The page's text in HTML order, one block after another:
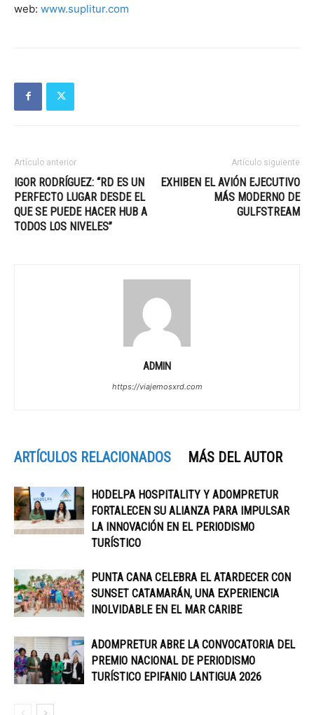
web: www.suplitur.com
Artículo anterior
IGOR RODRÍGUEZ: “RD ES UN
PERFECTO LUGAR DESDE EL
QUE SE PUEDE HACER HUB A
TODOS LOS NIVELES”
Artículo siguiente
EXHIBEN EL AVIÓN EJECUTIVO
MÁS MODERNO DE
GULFSTREAM
ADMIN
https://viajemosxrd.com
ARTÍCULOS RELACIONADOS MÁS DEL AUTOR
HODELPA HOSPITALITY Y ADOMPRETUR
FORTALECEN SU ALIANZA PARA IMPULSAR
LA INNOVACIÓN EN EL PERIODISMO
TURÍSTICO
PUNTA CANA CELEBRA EL ATARDECER CON
SUNSET CATAMARÁN, UNA EXPERIENCIA
INOLVIDABLE EN EL MAR CARIBE
ADOMPRETUR ABRE LA CONVOCATORIA DEL
PREMIO NACIONAL DE PERIODISMO
TURÍSTICO EPIFANIO LANTIGUA 2026